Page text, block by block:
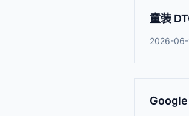
童装
2026-
Google